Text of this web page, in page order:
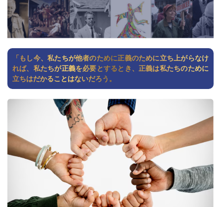
「もし今、私たちが他者のために正義のために立ち上がらなけ
れば、私たちが正義を必要とするとき、正義は私たちのために
立ちはだかることはないだろう。